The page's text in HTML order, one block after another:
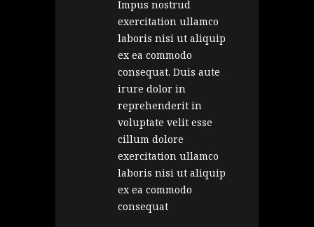
Impus nostrud
exercitation ullamco
laboris nisi ut aliquip
ex ea commodo
consequat. Duis aute
irure dolor in
reprehenderit in
voluptate velit esse
cillum dolore
exercitation ullamco
laboris nisi ut aliquip
ex ea commodo
consequat